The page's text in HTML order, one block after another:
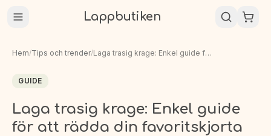
Lappbutiken
Hem/Tips och trender/ Laga trasig krage: Enkel guide för att rädda din favoritskjorta
GUIDE
Laga trasig krage: Enkel guide
för att rädda din favoritskjorta